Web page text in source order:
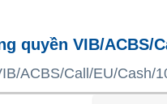
quyền VIB/ACBS/
ACBS/Call/EU/Cash/
SẢN